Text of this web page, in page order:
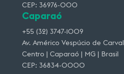
CEP: 36976-000
Caparaó
+55 (32) 3747-1009
Av. Américo Vespúcio de
Centro | Caparaó | MG | Brasil
CEP: 36834-0000